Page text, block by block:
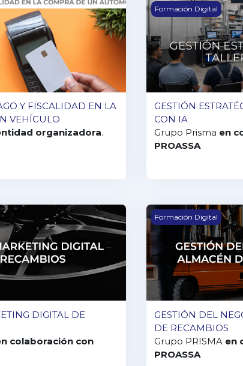
Y FISCALIDAD EN LA COMPRA DE UN
Y FISCALIDAD EN LA
VEHÍCULO
organizadora.
GESTIÓN
Formación Digital
GESTIÓN
CON IA
Grupo Prisma en
PROASSA
DIGITAL DE RECAMBIOS
DIGITAL DE
colaboración con
GESTIÓN DEL
Formación Digital
GESTIÓN DEL
DE RECAMBIOS
Grupo PRISMA en
PROASSA